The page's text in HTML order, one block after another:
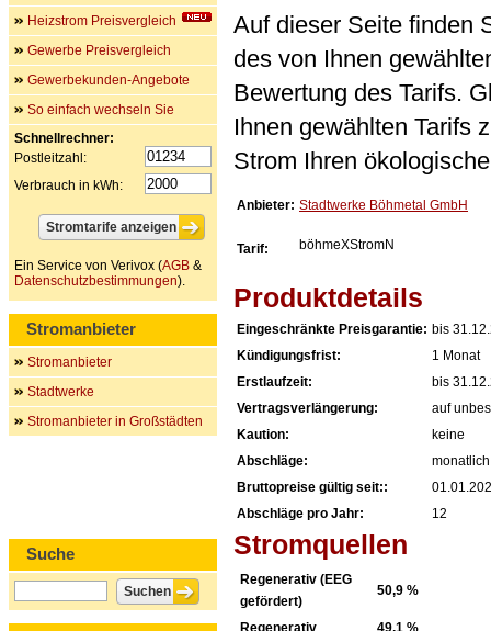
Auf dieser Seite finden
des von Ihnen
Bewertung des Tarifs.
Ihnen gewählten Tarifs
Strom Ihren
Anbieter: Stadtwerke Böhmetal GmbH
Tarif: böhmeXStromN
Produktdetails
Eingeschränkte Preisgarantie: bis
Kündigungsfrist:
1 Monat
Erstlaufzeit:
bis
Vertragsverlängerung:
auf
Kaution:
keine
Abschläge:
monatlich
Bruttopreise gültig seit::
Abschläge pro Jahr:
12
Stromquellen
Regenerativ (EEG
gefördert)
50,9 %
Regenerativ
49,1 %
Heizstrom Preisvergleich
Gewerbe Preisvergleich
Gewerbekunden-Angebote
So einfach wechseln Sie
Schnellrechner:
Postleitzahl:
Verbrauch in kWh:
Ein Service von Verivox (AGB &
Datenschutzbestimmungen).
Stromanbieter
Stromanbieter
Stadtwerke
Stromanbieter in Großstädten
Suche